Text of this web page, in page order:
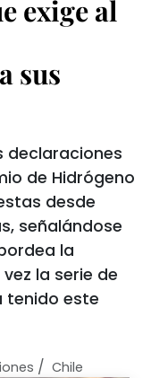
exige al
sus
declaraciones
de Hidrógeno
desde
señalándose
la
la serie de
tenido este
/ Chile